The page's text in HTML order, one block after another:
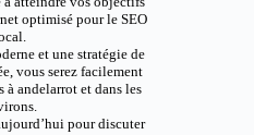
optimisé pour le SEO
et une stratégie de
vous serez facilement
andelarrot et dans les
pour discuter